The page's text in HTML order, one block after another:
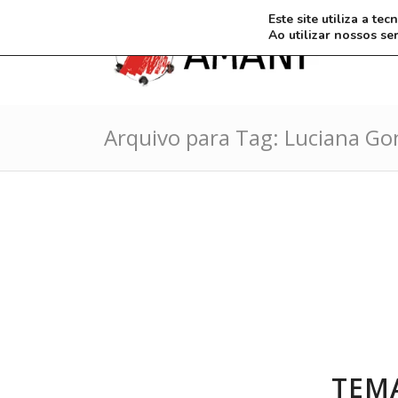
Arquivo para Tag: Luciana
Este site utiliza a
Ao utilizar nossos